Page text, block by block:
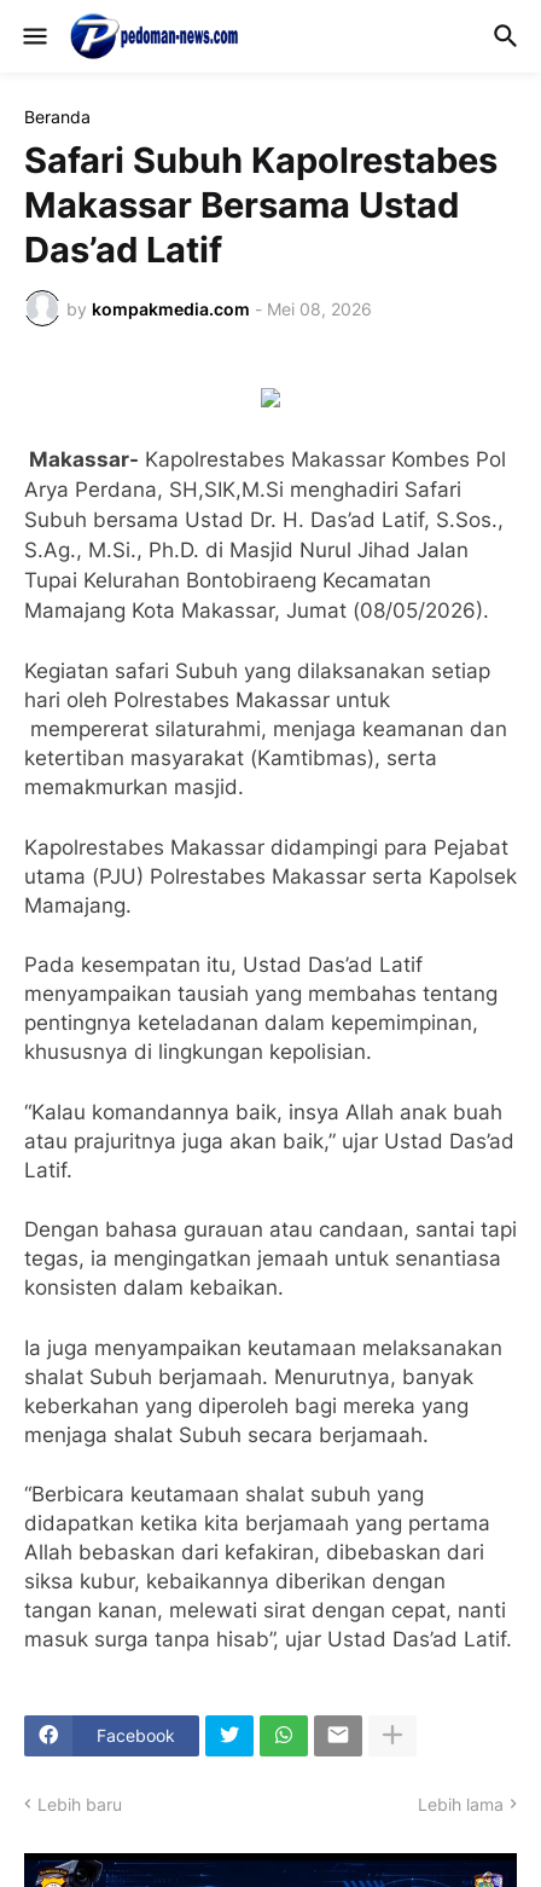
Beranda
Safari Subuh Kapolrestabes
Makassar Bersama Ustad
Das’ad Latif
by kompakmedia.com - Mei 08, 2026
Makassar- Kapolrestabes Makassar Kombes Pol
Arya Perdana, SH,SIK,M.Si menghadiri Safari
Subuh bersama Ustad Dr. H. Das’ad Latif, S.Sos.,
S.Ag., M.Si., Ph.D. di Masjid Nurul Jihad Jalan
Tupai Kelurahan Bontobiraeng Kecamatan
Mamajang Kota Makassar, Jumat (08/05/2026).
Kegiatan safari Subuh yang dilaksanakan setiap
hari oleh Polrestabes Makassar untuk
mempererat silaturahmi, menjaga keamanan dan
ketertiban masyarakat (Kamtibmas), serta
memakmurkan masjid.
Kapolrestabes Makassar didampingi para Pejabat
utama (PJU) Polrestabes Makassar serta Kapolsek
Mamajang.
Pada kesempatan itu, Ustad Das’ad Latif
menyampaikan tausiah yang membahas tentang
pentingnya keteladanan dalam kepemimpinan,
khususnya di lingkungan kepolisian.
“Kalau komandannya baik, insya Allah anak buah
atau prajuritnya juga akan baik,” ujar Ustad Das’ad
Latif.
Dengan bahasa gurauan atau candaan, santai tapi
tegas, ia mengingatkan jemaah untuk senantiasa
konsisten dalam kebaikan.
Ia juga menyampaikan keutamaan melaksanakan
shalat Subuh berjamaah. Menurutnya, banyak
keberkahan yang diperoleh bagi mereka yang
menjaga shalat Subuh secara berjamaah.
“Berbicara keutamaan shalat subuh yang
didapatkan ketika kita berjamaah yang pertama
Allah bebaskan dari kefakiran, dibebaskan dari
siksa kubur, kebaikannya diberikan dengan
tangan kanan, melewati sirat dengan cepat, nanti
masuk surga tanpa hisab”, ujar Ustad Das’ad Latif.
Facebook
Lebih baru Lebih lama